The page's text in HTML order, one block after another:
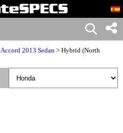
Accord 2013 Sedan > Hybrid (North